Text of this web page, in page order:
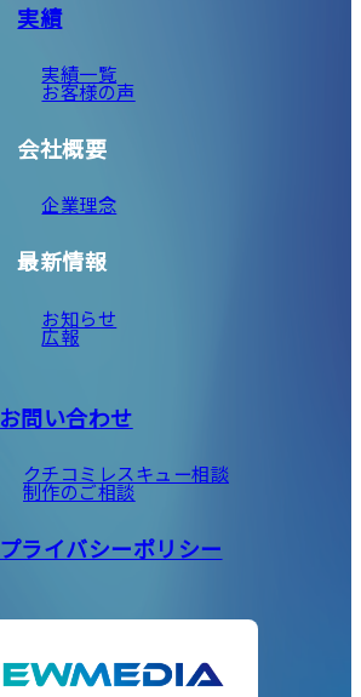
実績
実績一覧
お客様の声
会社概要
企業理念
最新情報
お知らせ
広報
お問い合わせ
クチコミレスキュー相談
制作のご相談
プライバシーポリシー